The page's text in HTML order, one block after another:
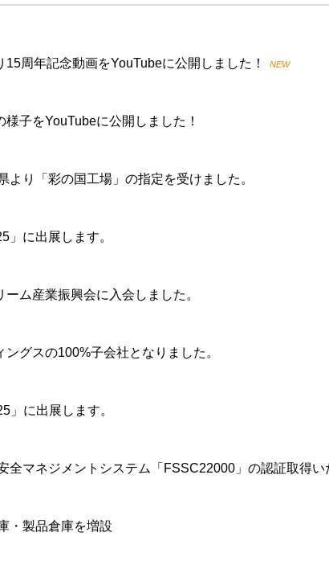
周年記念動画をYouTubeに公開しました！ NEW
子をYouTubeに公開しました！
より「彩の国工場」の指定を受けました。
」に出展します。
ム産業振興会に入会しました。
グスの100%子会社となりました。
」に出展します。
全マネジメントシステム「FSSC22000」の認証取得い
・製品倉庫を増設